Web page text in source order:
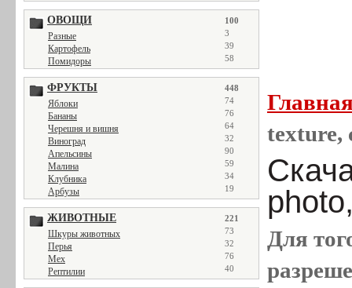
ОВОЩИ 100
Разные 3
Картофель 39
Помидоры 58
ФРУКТЫ 448
Яблоки 74
Бананы 76
Черешня и вишня 64
Виноград 32
Апельсины 90
Малина 59
Клубника 34
Арбузы 19
ЖИВОТНЫЕ 221
Шкуры животных 73
Перья 32
Мех 76
Рептилии 40
texture,
Для